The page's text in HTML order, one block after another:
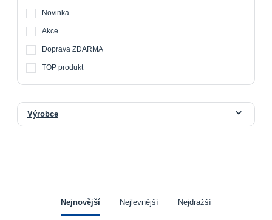
Novinka
Akce
Doprava ZDARMA
TOP produkt
Výrobce
Nejnovější Nejlevnější Nejdražší